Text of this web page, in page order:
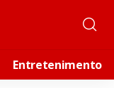
Entretenimento